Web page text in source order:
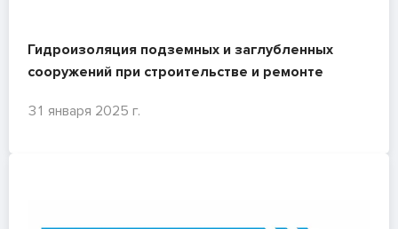
Гидроизоляция подземных и заглубленных
сооружений при строительстве и ремонте
31 января 2025 г.